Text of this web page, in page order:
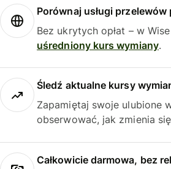
Porównaj usługi
Bez ukrytych opłat – w
uśredniony kurs wymiany.
Śledź aktualne kursy
Zapamiętaj swoje ulubione
obserwować, jak zmienia
Całkowicie darmowa, bez